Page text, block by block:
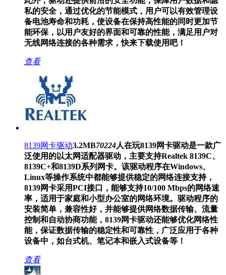
私的安全，通过优化的节能模式，用户可以有效管理设
备电池寿命和功耗，使设备在保持高性能的同时更加节
能环保，以用户友好的界面和可靠的性能，满足用户对
无线网络连接的各种需求，快来下载使用吧！
查看
8139网卡驱动3.2MB70224人在玩8139网卡驱动是一款广
泛使用的以太网适配器驱动，主要支持Realtek 8139C、
8139C+和8139D系列网卡。该驱动程序在Windows、
Linux等操作系统中都能够提供稳定的网络连接支持，
8139网卡采用PCI接口，能够支持10/100 Mbps的网络速
率，适用于家庭和小型办公室的网络环境。驱动程序的
安装简单，兼容性好，并能够提供网络数据传输、流量
控制和自动协商功能，8139网卡驱动还能够优化网络性
能，保证数据传输的稳定性和可靠性，广泛应用于各种
设备中，如台式机、笔记本和嵌入式设备等！
查看